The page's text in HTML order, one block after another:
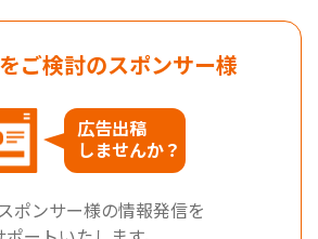
ご検討のスポンサー様
広告出稿
しませんか？
ポンサー様の情報発信を